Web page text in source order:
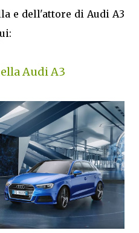
e dell'attore di Audi A3
Audi A3